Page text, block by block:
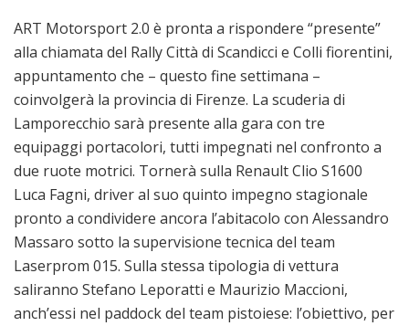
ART Motorsport 2.0 è pronta a rispondere “presente”
alla chiamata del Rally Città di Scandicci e Colli fiorentini,
appuntamento che – questo fine settimana –
coinvolgerà la provincia di Firenze. La scuderia di
Lamporecchio sarà presente alla gara con tre
equipaggi portacolori, tutti impegnati nel confronto a
due ruote motrici. Tornerà sulla Renault Clio S1600
Luca Fagni, driver al suo quinto impegno stagionale
pronto a condividere ancora l’abitacolo con Alessandro
Massaro sotto la supervisione tecnica del team
Laserprom 015. Sulla stessa tipologia di vettura
saliranno Stefano Leporatti e Maurizio Maccioni,
anch’essi nel paddock del team pistoiese: l’obiettivo, per